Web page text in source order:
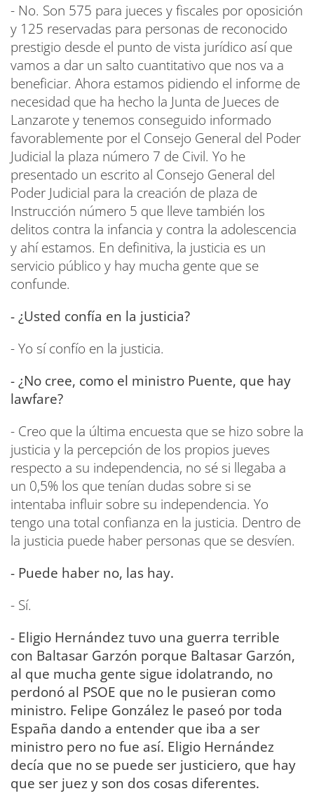
- No. Son 575 para jueces y fiscales por oposición
y 125 reservadas para personas de reconocido
prestigio desde el punto de vista jurídico así que
vamos a dar un salto cuantitativo que nos va a
beneficiar. Ahora estamos pidiendo el informe de
necesidad que ha hecho la Junta de Jueces de
Lanzarote y tenemos conseguido informado
favorablemente por el Consejo General del Poder
Judicial la plaza número 7 de Civil. Yo he
presentado un escrito al Consejo General del
Poder Judicial para la creación de plaza de
Instrucción número 5 que lleve también los
delitos contra la infancia y contra la adolescencia
y ahí estamos. En definitiva, la justicia es un
servicio público y hay mucha gente que se
confunde.
- ¿Usted confía en la justicia?
- Yo sí confío en la justicia.
- ¿No cree, como el ministro Puente, que hay
lawfare?
- Creo que la última encuesta que se hizo sobre la
justicia y la percepción de los propios jueves
respecto a su independencia, no sé si llegaba a
un 0,5% los que tenían dudas sobre si se
intentaba influir sobre su independencia. Yo
tengo una total confianza en la justicia. Dentro de
la justicia puede haber personas que se desvíen.
- Puede haber no, las hay.
- Sí.
- Eligio Hernández tuvo una guerra terrible
con Baltasar Garzón porque Baltasar Garzón,
al que mucha gente sigue idolatrando, no
perdonó al PSOE que no le pusieran como
ministro. Felipe González le paseó por toda
España dando a entender que iba a ser
ministro pero no fue así. Eligio Hernández
decía que no se puede ser justiciero, que hay
que ser juez y son dos cosas diferentes.